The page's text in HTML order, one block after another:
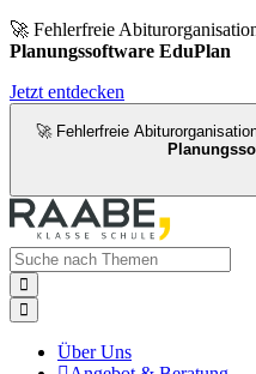
🚀 Fehlerfreie
Planungssoftware EduPlan
Jetzt entdecken
🚀 Fehlerfreie


Über Uns